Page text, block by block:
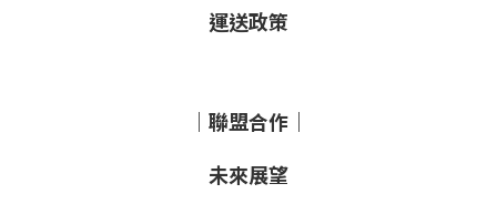
運送政策
｜聯盟合作｜
未來展望